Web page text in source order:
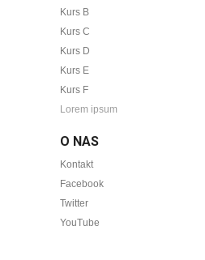
Kurs B
Kurs C
Kurs D
Kurs E
Kurs F
Lorem ipsum
O NAS
Kontakt
Facebook
Twitter
YouTube